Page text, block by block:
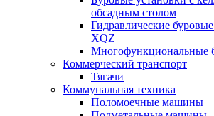
обсадным столом
Гидравлические
XQZ
Многофункциональные
Коммерческий транспорт
Тягачи
Коммунальная техника
Поломоечные машины